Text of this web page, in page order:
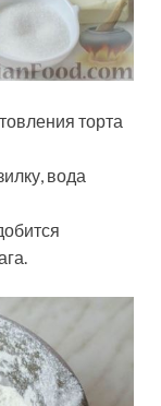
торта
вода